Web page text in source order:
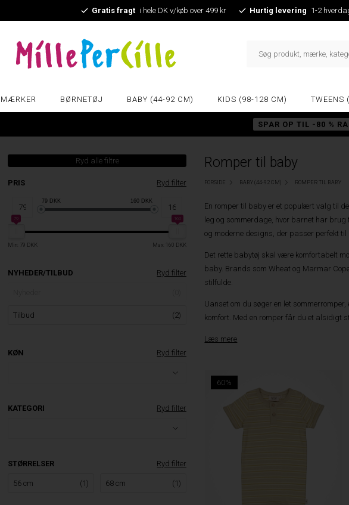
Gratis fragt i hele DK v/køb over 499 kr Hurtig levering 1-2
MÆRKER BØRNETØJ BABY (44-92 CM) KIDS (98-128 CM) TWEENS
SPAR OP TIL -80 %
Ryd alle filtre
PRIS Ryd filter
79 DKK 160 DKK
79 160
Min: 79 DKK Max: 160 DKK
NYHEDER/TILBUD Ryd filter
Tilbud (2)
KØN Ryd filter
KATEGORI Ryd filter
STØRRELSER Ryd filter
56 cm (1) 68 cm (1)
Romper til baby
FORSIDE BABY (44-92 CM) ROMPER TIL BABY
En romper til baby er et populært valg til
leg og sommerdage, hvor barnet har
og moderne designs, der passer perfekt
Det rette babytøj skal være komfortabelt
baby. Brands som Wheat og Marmar
stilfulde.
Uanset om du søger en let
komfort. Med en romper får du et alsidigt
Læs mere
60%